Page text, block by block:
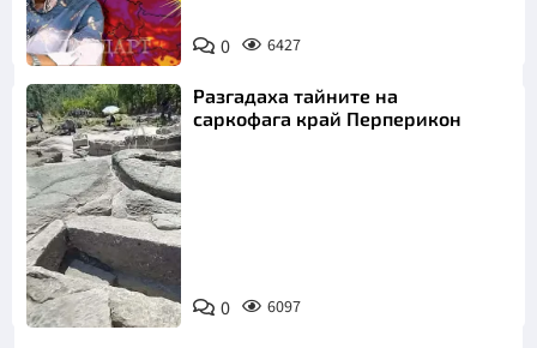
0 6427
Снимка:
Bulgaria ON
AIR
Разгадаха тайните на
саркофага край Перперикон
0 6097